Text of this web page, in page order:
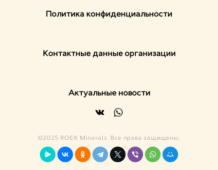
Политика конфиденциальности
Контактные данные организации
Актуальные новости
©2025 ROEK Minerals. Все права защищены.